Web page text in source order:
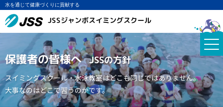
水を通じて健康づくりに貢献する
JSSジャンボスイミングスクール
保護者の皆様へ JSSの方針
スイミングスクール・水泳教室はどこも同じではありません。
大事なのはどこで習うのかです。